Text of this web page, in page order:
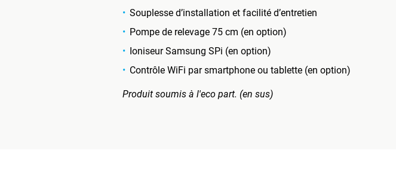
Souplesse d’installation et facilité d’entretien
Pompe de relevage 75 cm (en option)
Ioniseur Samsung SPi (en option)
Contrôle WiFi par smartphone ou tablette (en option)
Produit soumis à l'eco part. (en sus)